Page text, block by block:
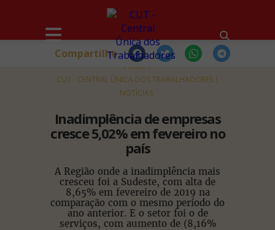
HOME
CUT - CENTRAL ÚNICA DOS TRABALHADORES
NOTÍCIAS
Inadimplência de empresas
cresce 5,02% em fevereiro no
país
A Região onde a inadimplência mais
cresceu foi a Sudeste, com alta de
8,65% em fevereiro de 2019 na
comparação com o mesmo período do
ano anterior. E o setor foi o de
serviços, com aumento de (8,16%
Compartilhe